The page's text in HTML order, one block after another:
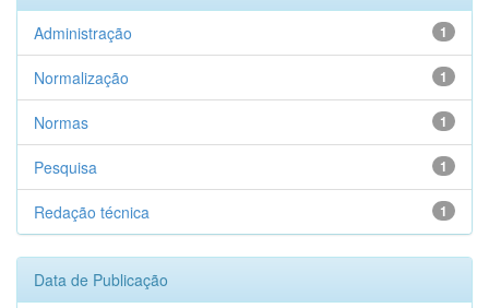
1
Administração
1
Normalização
1
Normas
1
Pesquisa
1
Redação técnica
Data de Publicação